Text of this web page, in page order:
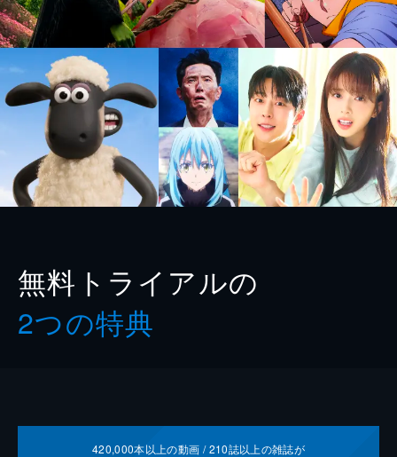
無料トライアルの
2つの特典
420,000本以上の動画 /210誌以上の雑誌が